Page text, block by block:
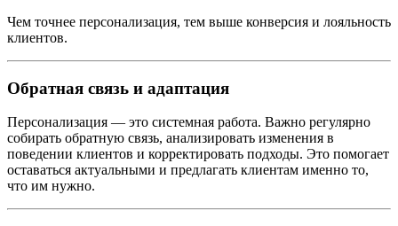
Чем точнее персонализация, тем выше конверсия и лояльность
клиентов.
Обратная связь и адаптация
Персонализация — это системная работа. Важно регулярно
собирать обратную связь, анализировать изменения в
поведении клиентов и корректировать подходы. Это помогает
оставаться актуальными и предлагать клиентам именно то,
что им нужно.